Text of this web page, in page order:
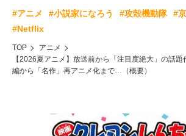
#アニメ #小説家になろう #攻殻機動隊
#
#Netflix
TOP
アニメ
【2026夏アニメ】放送前から「注目度絶大」の話
編から「名作」再アニメ化まで…（概要）